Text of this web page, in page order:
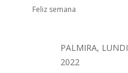
Feliz semana
PALMIRA,
2022